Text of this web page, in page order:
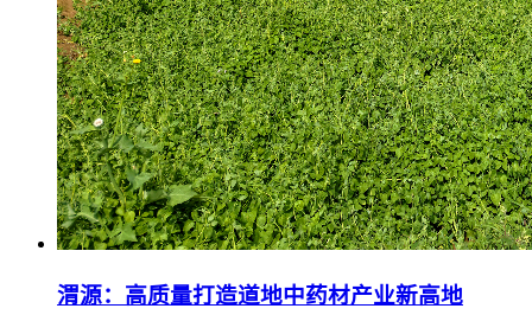
渭源：高质量打造道地中药材产业新高地